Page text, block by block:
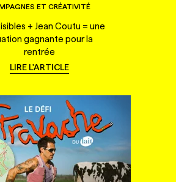
ET CRÉATIVITÉ
+ Jean Coutu = une
gagnante pour la
rentrée
LIRE L'ARTICLE